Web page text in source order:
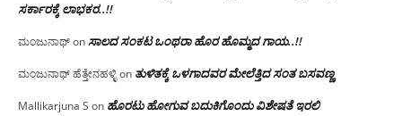
ಸರ್ಕಾರಕ್ಕೆ ಲಾಭಕರ..!!
ಮಂಜುನಾಥ್onಸಾಲದ ಸಂಕಟ ಒಂಥರಾ ಹೊರ ಹೊಮ್ಮದ ಗಾಯ..!!
ಮಂಜುನಾಥ್ ಹೆತ್ತೇನಹಳ್ಳಿon ತುಳಿತಕ್ಕೆ ಒಳಗಾದವರ ಮೇಲೆತ್ತಿದ ಸಂತ ಬಸವಣ್ಣ
Mallikarjuna S on ಹೊರಟು ಹೋಗುವ ಬದುಕಿಗೊಂದು ವಿಶೇಷತೆ ಇರಲಿ